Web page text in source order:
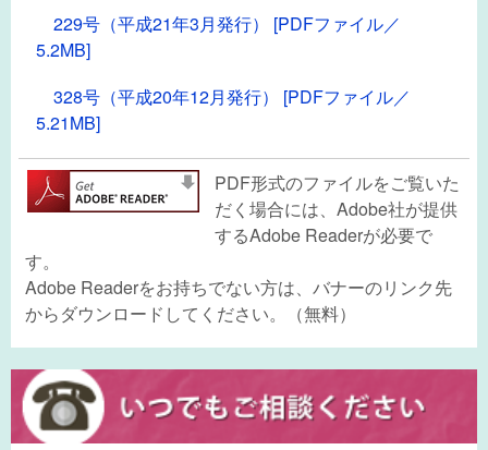
229号（平成21年3月発行） [PDFファイル／
5.2MB]
328号（平成20年12月発行） [PDFファイル／
5.21MB]
PDF形式のファイルをご覧いた
だく場合には、Adobe社が提供
するAdobe Readerが必要で
す。
Adobe Readerをお持ちでない方は、バナーのリンク先
からダウンロードしてください。（無料）